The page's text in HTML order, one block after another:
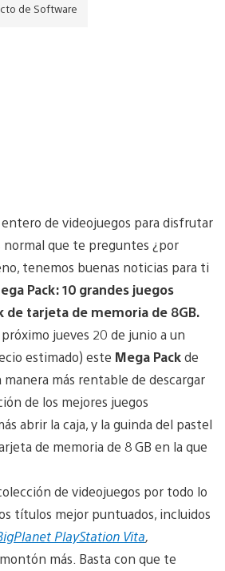
de Software
de videojuegos para disfrutar
normal que te preguntes ¿por
tenemos buenas noticias para ti
Pack: 10 grandes juegos
de tarjeta de memoria de 8GB.
jueves 20 de junio a un
estimado) este Mega Packde
más rentable de descargar
de los mejores juegos
abrir la caja, y la guinda del pastel
de memoria de 8 GB en la que
de videojuegos por todo lo
títulos mejor puntuados, incluidos
PlayStation Vita,
más. Basta con que te